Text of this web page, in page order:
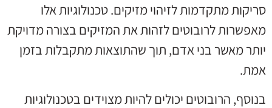
סריקות מתקדמות לזיהוי מזיקים. טכנולוגיות אלו
מאפשרות לרובוטים לזהות את המזיקים בצורה מדויקת
יותר מאשר בני אדם, תוך שהתוצאות מתקבלות בזמן
אמת.
בנוסף, הרובוטים יכולים להיות מצוידים בטכנולוגיות